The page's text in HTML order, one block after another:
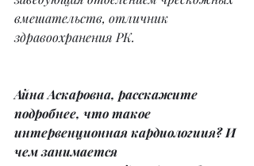
вмешательств, отличник
здравоохранения РК.
Айна Аскаровна, расскажите
подробнее, что такое
интервенционная кардиологиия? И
чем занимается